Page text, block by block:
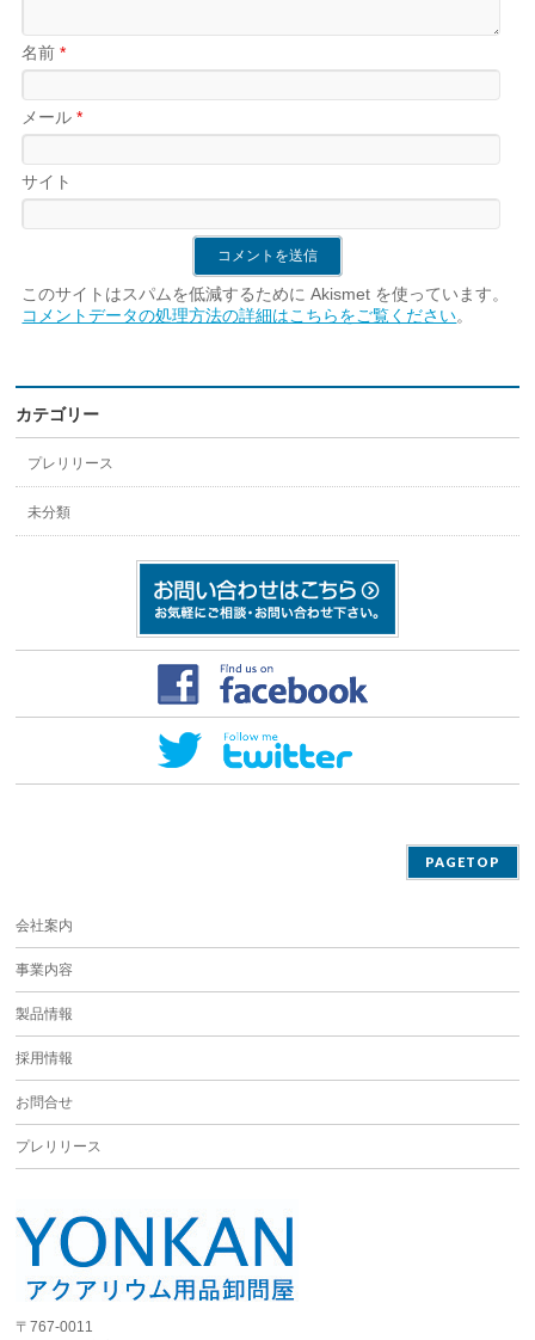
名前*
メール*
サイト
このサイトはスパムを低減するために Akismet を使っています。
コメントデータの処理方法の詳細はこちらをご覧ください。
カテゴリー
プレリリース
未分類
PAGETOP
会社案内
事業内容
製品情報
採用情報
お問合せ
プレリリース
〒767-0011